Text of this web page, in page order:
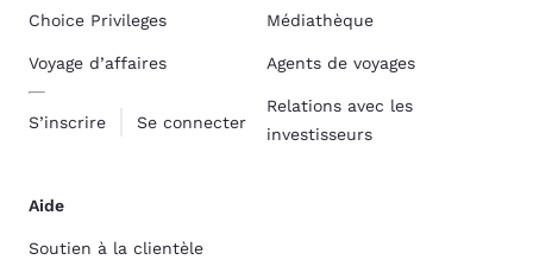
Choice Privileges
Voyage d’affaires
S’inscrire Se connecter
Médiathèque
Agents de voyages
Relations avec les
investisseurs
Aide
Soutien à la clientèle